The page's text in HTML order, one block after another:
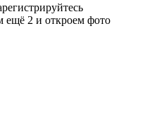
ещё 2 и откроем фото